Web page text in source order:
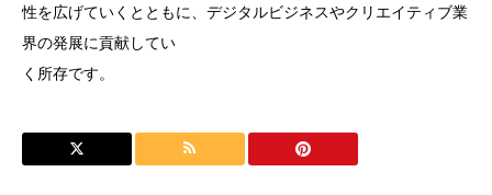
性を広げていくとともに、デジタルビジネスやクリエイティブ業
界の発展に貢献してい
く所存です。